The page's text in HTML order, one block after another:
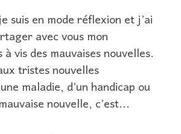
suis en mode réflexion et j’ai
avec vous mon
vis des mauvaises nouvelles.
tristes nouvelles
maladie, d’un handicap ou
nouvelle, c’est...